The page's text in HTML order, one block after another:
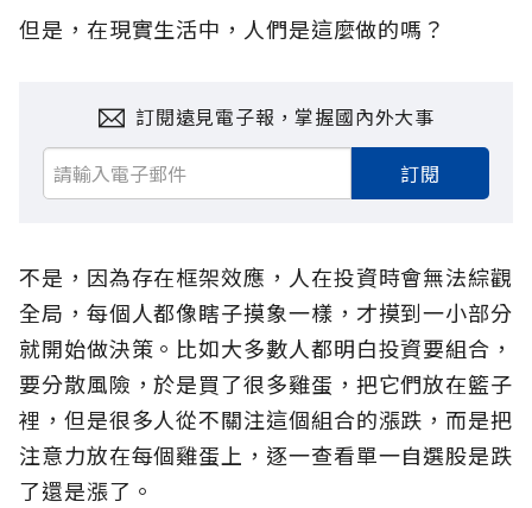
但是，在現實生活中，人們是這麼做的嗎？
訂閱遠見電子報，掌握國內外大事
訂閱
不是，因為存在框架效應，人在投資時會無法綜觀
全局，每個人都像瞎子摸象一樣，才摸到一小部分
就開始做決策。比如大多數人都明白投資要組合，
要分散風險，於是買了很多雞蛋，把它們放在籃子
裡，但是很多人從不關注這個組合的漲跌，而是把
注意力放在每個雞蛋上，逐一查看單一自選股是跌
了還是漲了。